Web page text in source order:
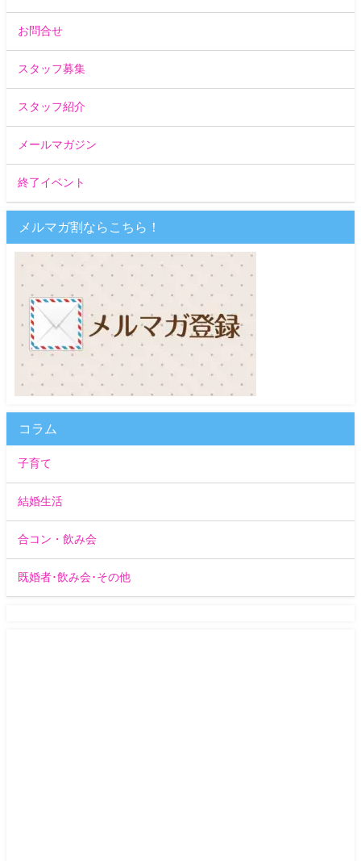
お問合せ
スタッフ募集
スタッフ紹介
メールマガジン
終了イベント
メルマガ割ならこちら！
コラム
子育て
結婚生活
合コン・飲み会
既婚者･飲み会･その他